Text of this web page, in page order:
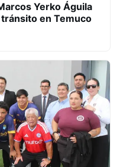
Yerko Águila
en Temuco